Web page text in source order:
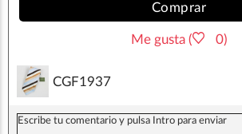
Comprar
Me gusta ( 0)
CGF1937